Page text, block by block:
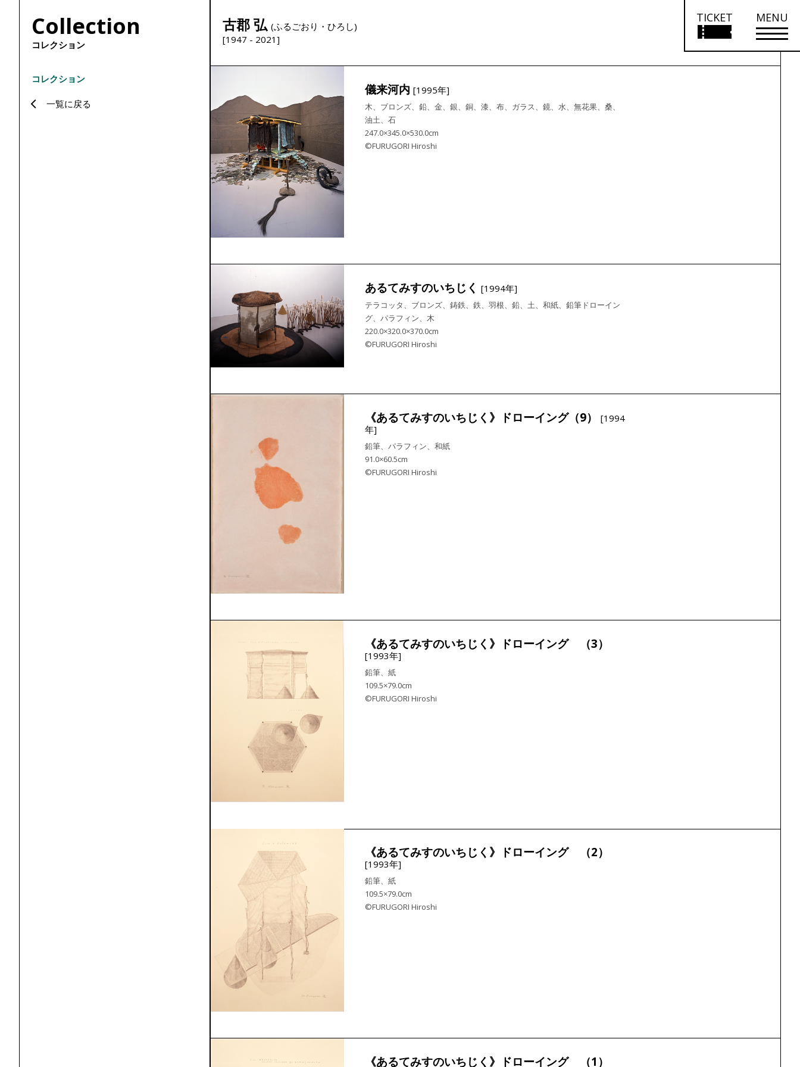
TICKET MENU
Collection
コレクション
コレクション
一覧に戻る
古郡 弘 (ふるごおり・ひろし)
[1947 - 2021]
儀来河内 [1995年]
木、ブロンズ、鉛、金、銀、銅、漆、布、ガラス、鏡、水、無花果、桑、
油土、石
247.0×345.0×530.0cm
©FURUGORI Hiroshi
あるてみすのいちじく [1994年]
テラコッタ、ブロンズ、鋳鉄、鉄、羽根、鉛、土、和紙、鉛筆ドローイン
グ、パラフィン、木
220.0×320.0×370.0cm
©FURUGORI Hiroshi
《あるてみすのいちじく》ドローイング（9）
[1994
年]
鉛筆、パラフィン、和紙
91.0×60.5cm
©FURUGORI Hiroshi
《あるてみすのいちじく》ドローイング （3）
[1993年]
鉛筆、紙
109.5×79.0cm
©FURUGORI Hiroshi
《あるてみすのいちじく》ドローイング （2）
[1993年]
鉛筆、紙
109.5×79.0cm
©FURUGORI Hiroshi
《あるてみすのいちじく》ドローイング （1）